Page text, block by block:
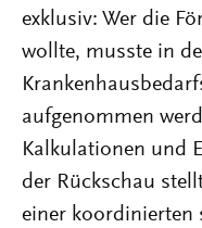
exklusiv: Wer die
wollte, musste in
aufgenommen
Kalkulationen und
der Rückschau
einer koordinierten